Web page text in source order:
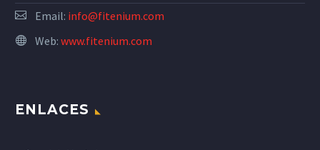
Email: info@fitenium.com
Web: www.fitenium.com
ENLACES